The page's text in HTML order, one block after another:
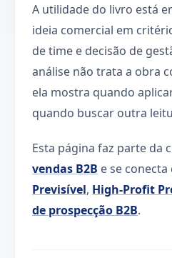
A utilidade do livro está
ideia comercial em
de time e decisão de
análise não trata a obra
ela mostra quando
quando buscar outra
Esta página faz parte da
vendas B2B e se conecta
Previsível, High-Profit
de prospecção B2B.